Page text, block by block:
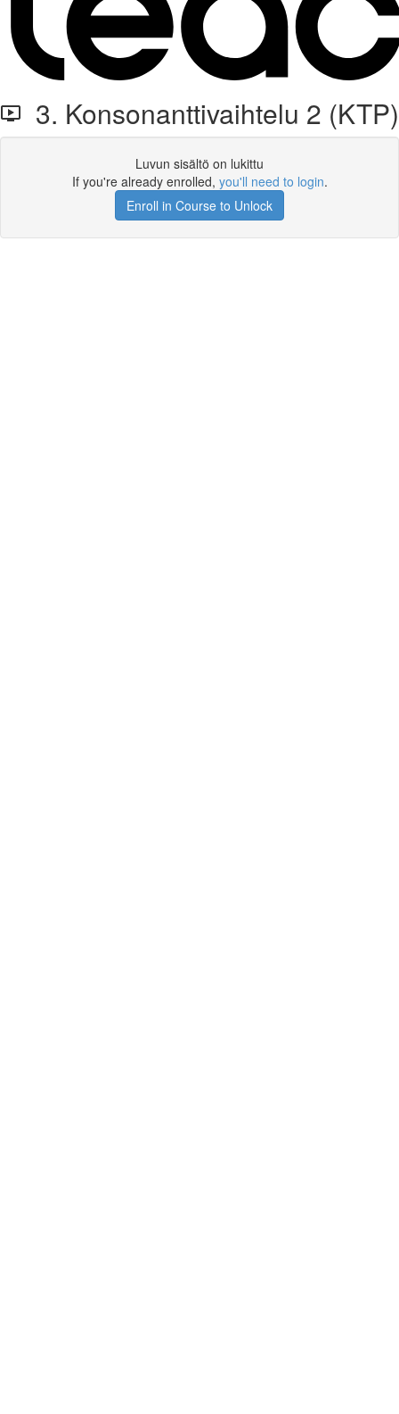
3. Konsonanttivaihtelu 2 (KTP)
Luvun sisältö on lukittu
If you're already enrolled, you'll need to login.
Enroll in Course to Unlock